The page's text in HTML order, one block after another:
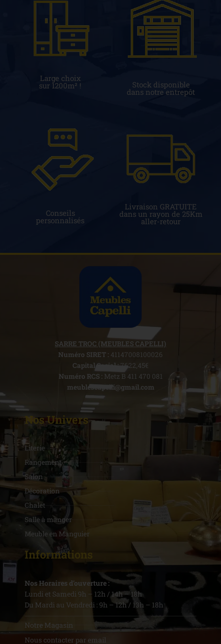
Large choix
sur 1200m² ! Stock disponible
dans notre entrepôt
Conseils
personnalisés
Livraison GRATUITE
dans un rayon de 25Km
aller-retour
SARRE TROC (MEUBLES CAPELLI)
Numéro SIRET : 41147008100026
Capital Social :7622,45€
Numéro RCS : Metz B 411 470 081
meublescapelli@gmail.com
Nos Univers
Literie
Rangement
Salon
Décoration
Chalet
Salle à manger
Meuble en Manguier
Informations
Nos Horaires d’ouverture :
Lundi et Samedi 9h – 12h / 14h – 18h
Du Mardi au Vendredi : 9h – 12h / 13h – 18h
Notre Magasin
Nous contacter par email